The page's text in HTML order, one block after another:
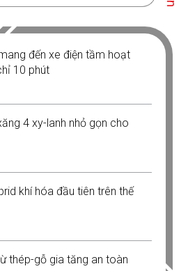
đến xe điện tầm hoạt
10 phút
4 xy-lanh nhỏ gọn cho
khí hóa đầu tiên trên thế
thép-gỗ gia tăng an toàn